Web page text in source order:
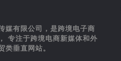
媒有限公司，是跨境电子商
专注于跨境电商新媒体和外
类垂直网站。